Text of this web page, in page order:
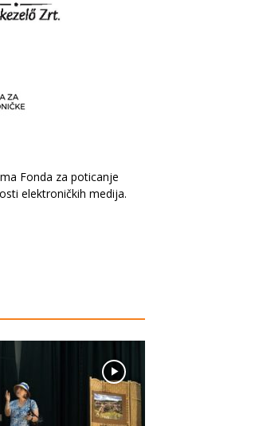
Fonda za poticanje
elektroničkih medija.